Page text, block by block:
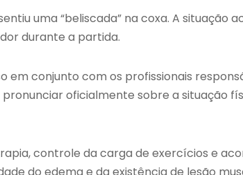
uma “beliscada” na coxa. A situação
durante a partida.
em conjunto com os profissionais
oficialmente sobre a situação
controle da carga de exercícios e